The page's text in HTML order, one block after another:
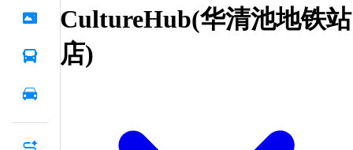
CultureHub(华清池地铁站
店)